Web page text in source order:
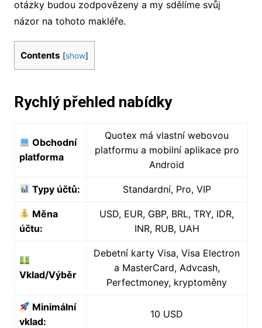
otázky budou zodpovězeny a my sdělíme svůj
názor na tohoto makléře.
Contents [show]
Rychlý přehled nabídky
Obchodní
platforma
Quotex má vlastní webovou
platformu a mobilní aplikace pro
Android
Typy účtů: Standardní, Pro, VIP
Měna
účtu:
USD, EUR, GBP, BRL, TRY, IDR,
INR, RUB, UAH
Vklad/Výběr
Debetní karty Visa, Visa Electron
a MasterCard, Advcash,
Perfectmoney, kryptoměny
Minimální
vklad:
10 USD